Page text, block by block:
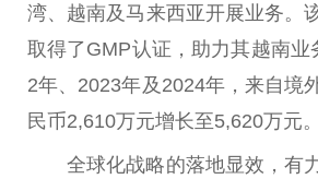
湾、越南及马来西亚开展业务。
取得了GMP认证，助力其越南业
2年、2023年及2024年，来自境
民币2,610万元增长至5,620万元。
全球化战略的落地显效，有